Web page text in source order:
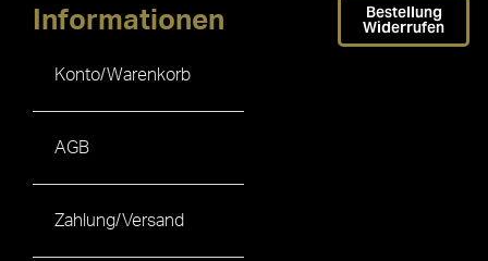
Informationen
Konto/Warenkorb
AGB
Zahlung/Versand
Bestellung
Widerrufen